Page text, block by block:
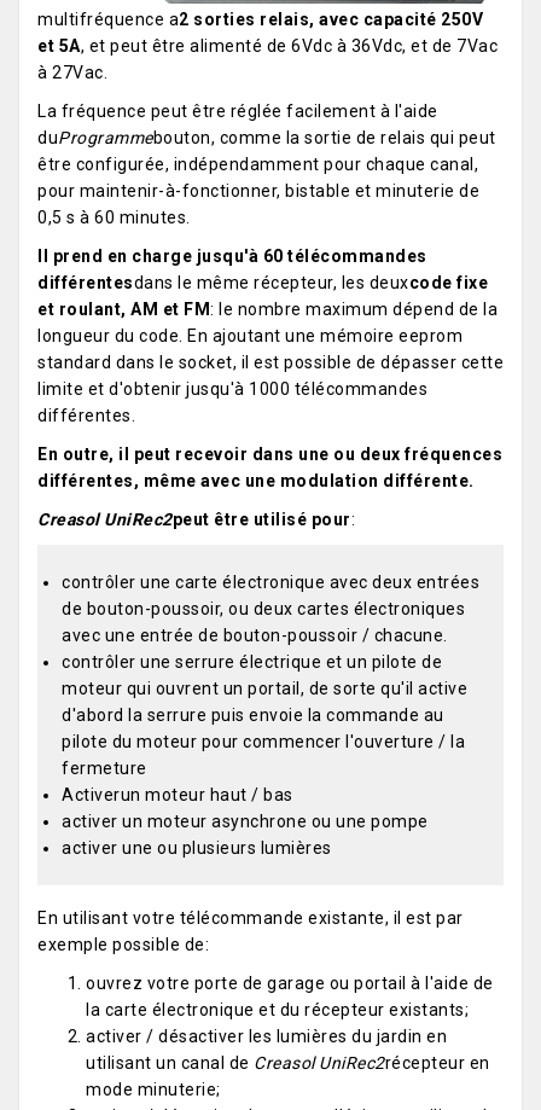
multifréquence a2 sorties relais, avec capacité 250V
et 5A, et peut être alimenté de 6Vdc à 36Vdc, et de 7Vac
à 27Vac.
La fréquence peut être réglée facilement à l'aide
duProgrammebouton, comme la sortie de relais qui peut
être configurée, indépendamment pour chaque canal,
pour maintenir-à-fonctionner, bistable et minuterie de
0,5 s à 60 minutes.
Il prend en charge jusqu'à 60 télécommandes
différentesdans le même récepteur, les deuxcode fixe
et roulant, AM et FM: le nombre maximum dépend de la
longueur du code. En ajoutant une mémoire eeprom
standard dans le socket, il est possible de dépasser cette
limite et d'obtenir jusqu'à 1000 télécommandes
différentes.
En outre, il peut recevoir dans une ou deux fréquences
différentes, même avec une modulation différente.
Creasol UniRec2peut être utilisé pour:
contrôler une carte électronique avec deux entrées
de bouton-poussoir, ou deux cartes électroniques
avec une entrée de bouton-poussoir / chacune.
contrôler une serrure électrique et un pilote de
moteur qui ouvrent un portail, de sorte qu'il active
d'abord la serrure puis envoie la commande au
pilote du moteur pour commencer l'ouverture / la
fermeture
Activerun moteur haut / bas
activer un moteur asynchrone ou une pompe
activer une ou plusieurs lumières
En utilisant votre télécommande existante, il est par
exemple possible de:
ouvrez votre porte de garage ou portail à l'aide de
la carte électronique et du récepteur existants;
activer / désactiver les lumières du jardin en
utilisant un canal de Creasol UniRec2récepteur en
mode minuterie;